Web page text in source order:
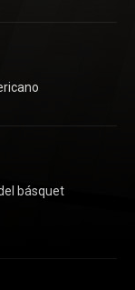
básquet